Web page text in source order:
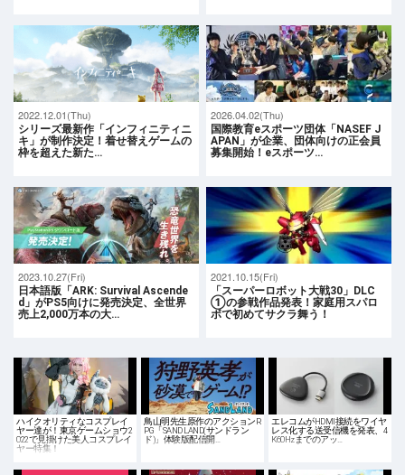
2022.12.01(Thu)
シリーズ最新作「インフィニティニ
キ」が制作決定！着せ替えゲームの
枠を超えた新た…
2026.04.02(Thu)
国際教育eスポーツ団体「NASEF J
APAN」が企業、団体向けの正会員
募集開始！eスポーツ…
2023.10.27(Fri)
日本語版「ARK: Survival Ascende
d」がPS5向けに発売決定、全世界
売上2,000万本の大…
2021.10.15(Fri)
「スーパーロボット大戦30」DLC
①の参戦作品発表！家庭用スパロ
ボで初めてサクラ舞う！
ハイクオリティなコスプレイ
ヤー達が！東京ゲームショウ2
022で見掛けた美人コスプレイ
ヤー特集！
鳥山明先生原作のアクションR
PG「SAND LAND(サンドラン
ド)」体験版配信開…
エレコムがHDMI接続をワイヤ
レス化する送受信機を発表、4
K60Hzまでのアッ…